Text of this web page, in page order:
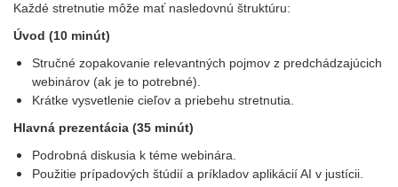
Každé stretnutie môže mať nasledovnú štruktúru:
Úvod (10 minút)
Stručné zopakovanie relevantných pojmov z predchádzajúcich
webinárov (ak je to potrebné).
Krátke vysvetlenie cieľov a priebehu stretnutia.
Hlavná prezentácia (35 minút)
Podrobná diskusia k téme webinára.
Použitie prípadových štúdií a príkladov aplikácií AI v justícii.